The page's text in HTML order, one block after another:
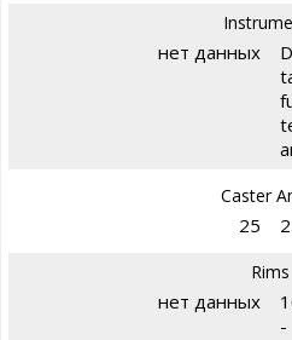
нет данных
Caster
25
Rims
нет данных
-